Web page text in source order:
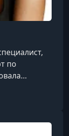
по
Save
Лена